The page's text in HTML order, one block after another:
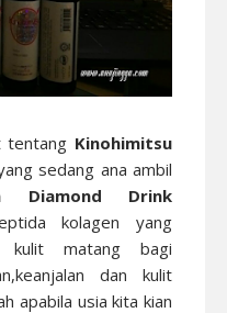
tentang Kinohimitsu
sedang ana ambil
Diamond Drink
kolagen yang
kulit matang bagi
dan kulit
apabila usia kita kian